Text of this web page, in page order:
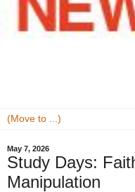
May 7, 2026
Study Days:
Manipulation